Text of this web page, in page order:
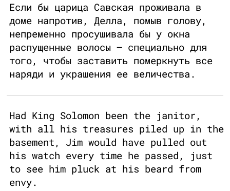
Если бы царица Савская проживала в
доме напротив, Делла, помыв голову,
непременно просушивала бы у окна
распущенные волосы — специально для
того, чтобы заставить померкнуть все
наряди и украшения ее величества.
Had King Solomon been the janitor,
with all his treasures piled up in the
basement, Jim would have pulled out
his watch every time he passed, just
to see him pluck at his beard from
envy.